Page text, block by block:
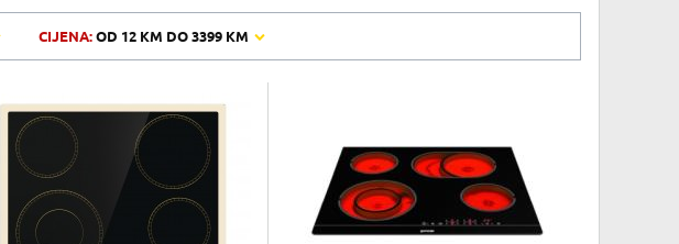
CIJENA:OD 12 KM DO3399 KM